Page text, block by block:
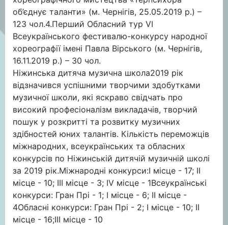
об’єднує таланти» (м. Чернігів, 25.05.2019 р.) –
123 чол.4.Перший Обласний тур VІ
Всеукраїнського фестивалю-конкурсу народної
хореографії імені Павла Вірського (м. Чернігів,
16.11.2019 р.) – 30 чол.
Ніжинська дитяча музична школа2019 рік
відзначився успішними творчими здобутками
музичної школи, які яскраво свідчать про
високий професіоналізм викладачів, творчий
пошук у розкритті та розвитку музичних
здібностей юних талантів. Кількість переможців
міжнародних, всеукраїнських та обласних
конкурсів по Ніжинській дитячій музичній школі
за 2019 рік.Міжнародні конкурси:І місце - 17; ІІ
місце - 10; ІІІ місце - 3; IV місце - 1Всеукраїнські
конкурси: Гран Прі - 1; І місце - 6; ІІ місце -
4Обласні конкурси: Гран Прі - 2; І місце - 10; ІІ
місце - 16;ІІІ місце - 10